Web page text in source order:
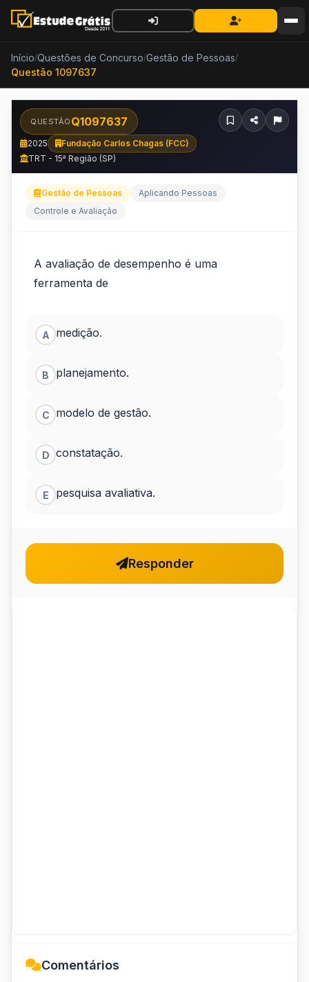
Início/Questões de Concurso/Gestão de Pessoas/
Questão 1097637
QUESTÃO Q1097637
2025
Fundação Carlos Chagas (FCC)
TRT - 15ª Região (SP)
Gestão de Pessoas
Aplicando Pessoas
Controle e Avaliação
A
avaliação
desempenho
uma
ferramenta
de&nbsp;&nbsp;
A avaliação de desempenho é uma
ferramenta de
A medição.
B planejamento.
C modelo de gestão.
D constatação.
E pesquisa avaliativa.
Responder
Comentários